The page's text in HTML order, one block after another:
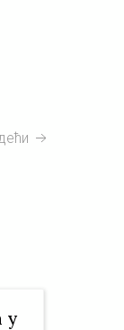
у